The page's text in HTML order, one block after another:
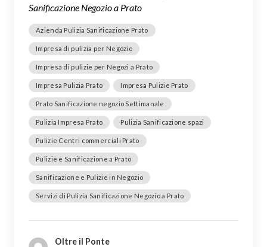
Sanificazione Negozio a Prato
Azienda Pulizia Sanificazione Prato
Impresa di pulizia per Negozio
Impresa di pulizie per Negozi a Prato
Impresa Pulizia Prato Impresa Pulizie Prato
Prato Sanificazione negozio Settimanale
Pulizia Impresa Prato Pulizia Sanificazione spazi
Pulizie Centri commerciali Prato
Pulizie e Sanificazione a Prato
Sanificazione e Pulizie in Negozio
Servizi di Pulizia Sanificazione Negozio a Prato
Oltre il Ponte